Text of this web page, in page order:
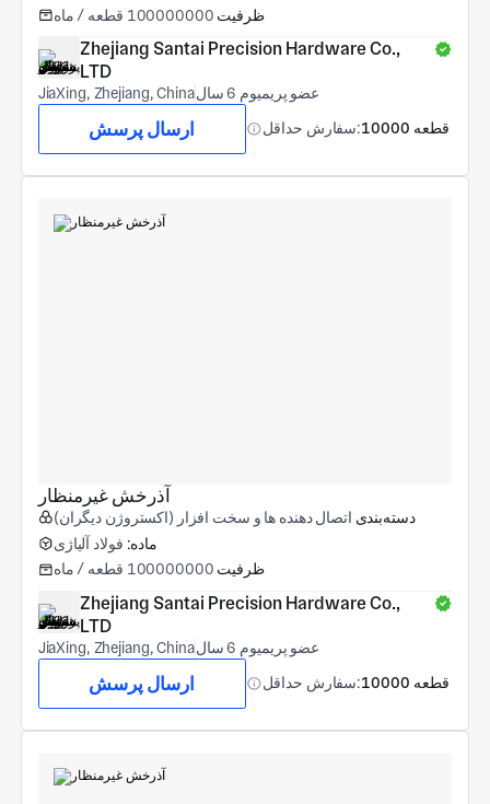
ظرفیت 100000000 قطعه / ماه
Zhejiang Santai Precision Hardware Co.,
LTD
JiaXing, Zhejiang, China عضو پریمیوم 6 سال
ارسال پرسش سفارش حداقل: 10000 قطعه
آذرخش غیرمنظار
دسته‌بندی اتصال دهنده ها و سخت افزار (اکستروژن دیگران)
ماده: فولاد آلیاژی
ظرفیت 100000000 قطعه / ماه
Zhejiang Santai Precision Hardware Co.,
LTD
JiaXing, Zhejiang, China عضو پریمیوم 6 سال
ارسال پرسش سفارش حداقل: 10000 قطعه